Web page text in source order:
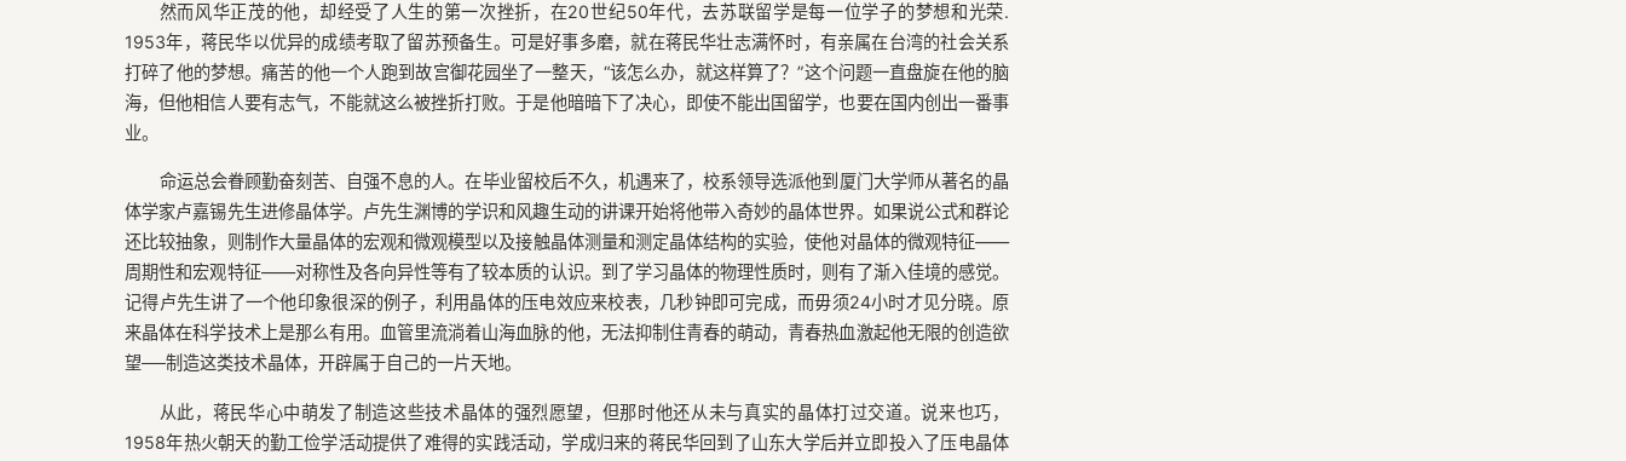
然而风华正茂的他，却经受了人生的第一次挫折，在20世纪50年代，去苏联留学是每一位学子的梦想和光荣.
1953年，蒋民华以优异的成绩考取了留苏预备生。可是好事多磨，就在蒋民华壮志满怀时，有亲属在台湾的社会关系
打碎了他的梦想。痛苦的他一个人跑到故宫御花园坐了一整天，“该怎么办，就这样算了？”这个问题一直盘旋在他的脑
海，但他相信人要有志气，不能就这么被挫折打败。于是他暗暗下了决心，即使不能出国留学，也要在国内创出一番事
业。
命运总会眷顾勤奋刻苦、自强不息的人。在毕业留校后不久，机遇来了，校系领导选派他到厦门大学师从著名的晶
体学家卢嘉锡先生进修晶体学。卢先生渊博的学识和风趣生动的讲课开始将他带入奇妙的晶体世界。如果说公式和群论
还比较抽象，则制作大量晶体的宏观和微观模型以及接触晶体测量和测定晶体结构的实验，使他对晶体的微观特征——
周期性和宏观特征——对称性及各向异性等有了较本质的认识。到了学习晶体的物理性质时，则有了渐入佳境的感觉。
记得卢先生讲了一个他印象很深的例子，利用晶体的压电效应来校表，几秒钟即可完成，而毋须24小时才见分晓。原
来晶体在科学技术上是那么有用。血管里流淌着山海血脉的他，无法抑制住青春的萌动，青春热血激起他无限的创造欲
望──制造这类技术晶体，开辟属于自己的一片天地。
从此，蒋民华心中萌发了制造这些技术晶体的强烈愿望，但那时他还从未与真实的晶体打过交道。说来也巧，
1958年热火朝天的勤工俭学活动提供了难得的实践活动，学成归来的蒋民华回到了山东大学后并立即投入了压电晶体